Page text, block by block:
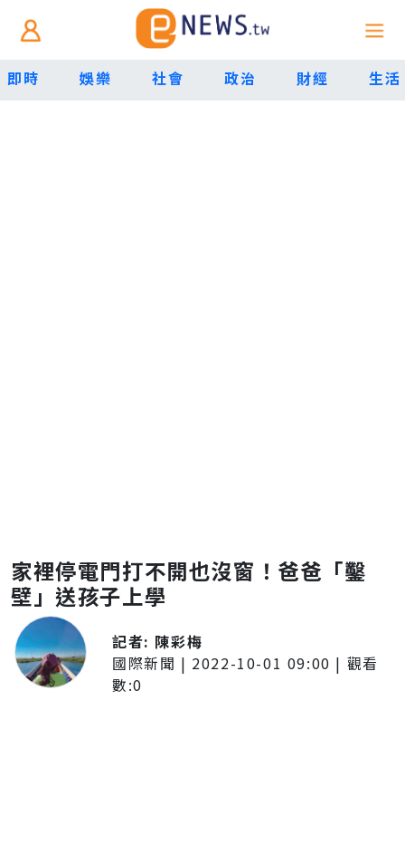
即時 娛樂 社會 政治 財經 生活
家裡停電門打不開也沒窗！爸爸「鑿
壁」送孩子上學
記者: 陳彩梅
國際新聞 | 2022-10-01 09:00 | 觀看
數:0